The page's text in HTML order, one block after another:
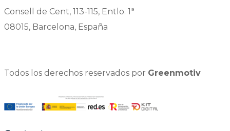
Consell de Cent, 113-115, Entlo. 1ª
08015, Barcelona, España
Todos los derechos reservados por Greenmotiv